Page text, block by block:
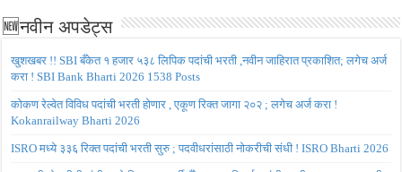
🆕नवीन अपडेट्स
खुशखबर !! SBI बँकेत १ हजार ५३८ लिपिक पदांची भरती ,नवीन जाहिरात प्रकाशित; लगेच अर्ज
करा ! SBI Bank Bharti 2026 1538 Posts
कोकण रेल्वेत विविध पदांची भरती होणार , एकूण रिक्त जागा २०२ ; लगेच अर्ज करा !
Kokanrailway Bharti 2026
ISRO मध्ये ३३६ रिक्त पदांची भरती सुरु ; पदवीधरांसाठी नोकरीची संधी ! ISRO Bharti 2026